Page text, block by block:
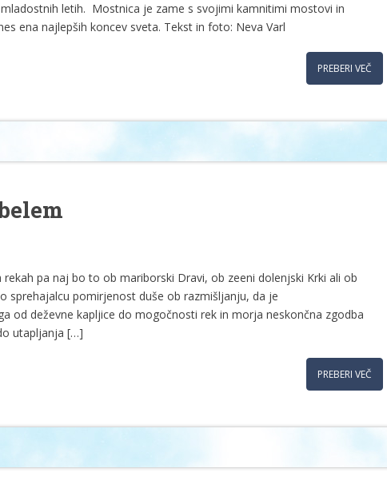
letih. Mostnica je zame s svojimi kamnitimi mostovi in
ena najlepših koncev sveta. Tekst in foto: Neva Varl
PREBERI VEČ
rekah pa naj bo to ob mariborski Dravi, ob zeeni dolenjski Krki ali ob
sprehajalcu pomirjenost duše ob razmišljanju, da je
od deževne kapljice do mogočnosti rek in morja neskončna zgodba
utapljanja […]
PREBERI VEČ